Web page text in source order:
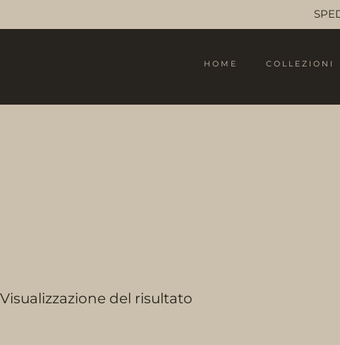
HOME COLLEZIONI
Visualizzazione del risultato